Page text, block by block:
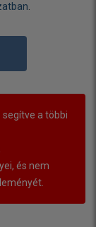
a többi
és nem